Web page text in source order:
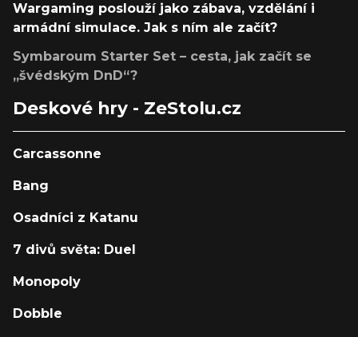
Wargaming poslouží jako zábava, vzdělání i
armádní simulace. Jak s ním ale začít?
Symbaroum Starter Set – cesta, jak začít se
„švédským DnD“?
Deskové hry - ZeStolu.cz
Carcassonne
Bang
Osadníci z Katanu
7 divů světa: Duel
Monopoly
Dobble